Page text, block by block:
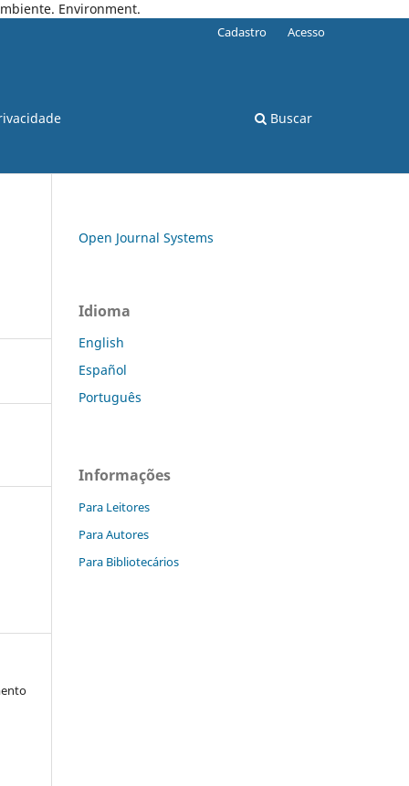
Environment.
Buscar
Cadastro Acesso
Open Journal Systems
Idioma
English
Español
Português
Informações
Para Leitores
Para Autores
Para Bibliotecários